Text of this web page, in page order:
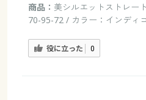
商品： 美シルエットストレー
70-95-72 / カラー：インディゴ
役に立った 0